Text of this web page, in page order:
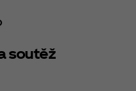
soutěž